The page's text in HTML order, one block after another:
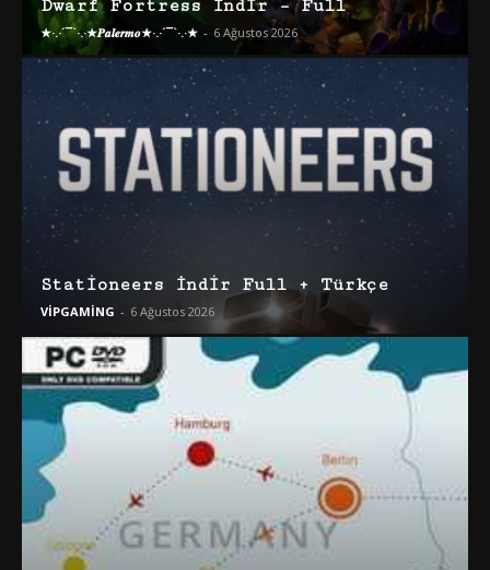
Dwarf Fortress İndir – Full
★·.·´¯`·.·★𝑷𝒂𝒍𝒆𝒓𝒎𝒐★·.·´¯`·.·★ - 6 Ağustos 2026
Stationeers İndir Full + Türkçe
VİPGAMİNG - 6 Ağustos 2026